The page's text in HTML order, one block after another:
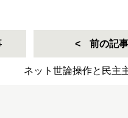
前の記事
ネット世論操作と民主